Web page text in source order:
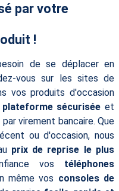
par votre
!
de se déplacer en
vous sur les sites de
vos produits d'occasion
plateforme sécurisée et
virement bancaire. Que
ou d'occasion, nous
prix de reprise le plus
vos téléphones
même vos consoles de